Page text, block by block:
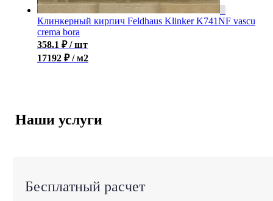
Клинкерный кирпич Feldhaus Klinker K741NF vascu
crema bora
358.1 ₽ / шт
17192 ₽ / м2
Наши услуги
Бесплатный расчет